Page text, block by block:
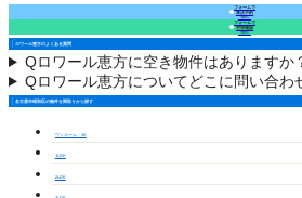
フォームで
来店予約
（無料）
フォームで
空室確認
（無料）
ロワール恵方のよくある質問
Qロワール恵方に空き物件はありますか
Qロワール恵方についてどこに問い合わ
名古屋市昭和区の物件を間取りから探す
ワンルーム・1K
1LDK
2LDK